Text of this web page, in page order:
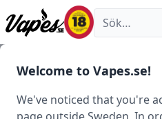
Welcome to Vapes.se!
We've noticed that you're
Vapes.se
Hem/ Produkt Smakprofil /
PEPPARMINT